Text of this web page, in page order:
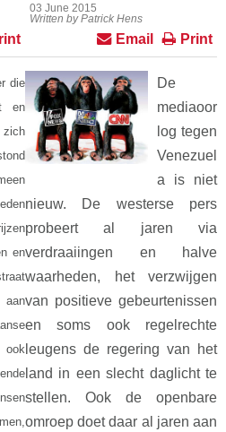
die
en
en
ook
03 June 2015
Written by Patrick Hens
Print
Email
De
mediaoor
log tegen
Venezuel
a is niet
nieuw. De westerse pers
probeert al jaren via
verdraaiingen en halve
waarheden, het verzwijgen
van positieve gebeurtenissen
en soms ook regelrechte
leugens de regering van het
land in een slecht daglicht te
stellen. Ook de openbare
omroep doet daar al jaren aan